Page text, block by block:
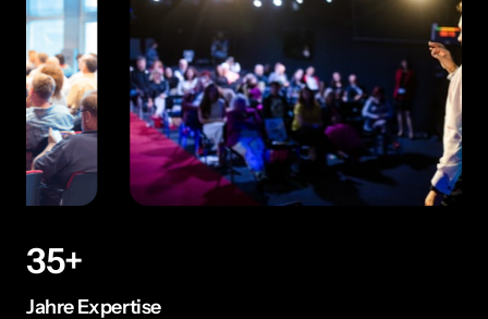
35+
Jahre Expertise